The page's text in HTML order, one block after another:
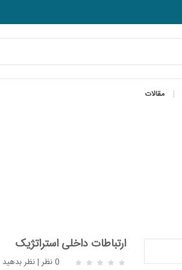
مقالات
ارتباطات داخلی استراتژیک
0 نظر |نظر بدهید